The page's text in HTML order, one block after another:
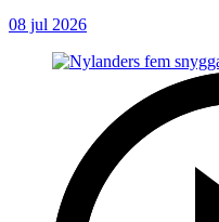
08 jul 2026